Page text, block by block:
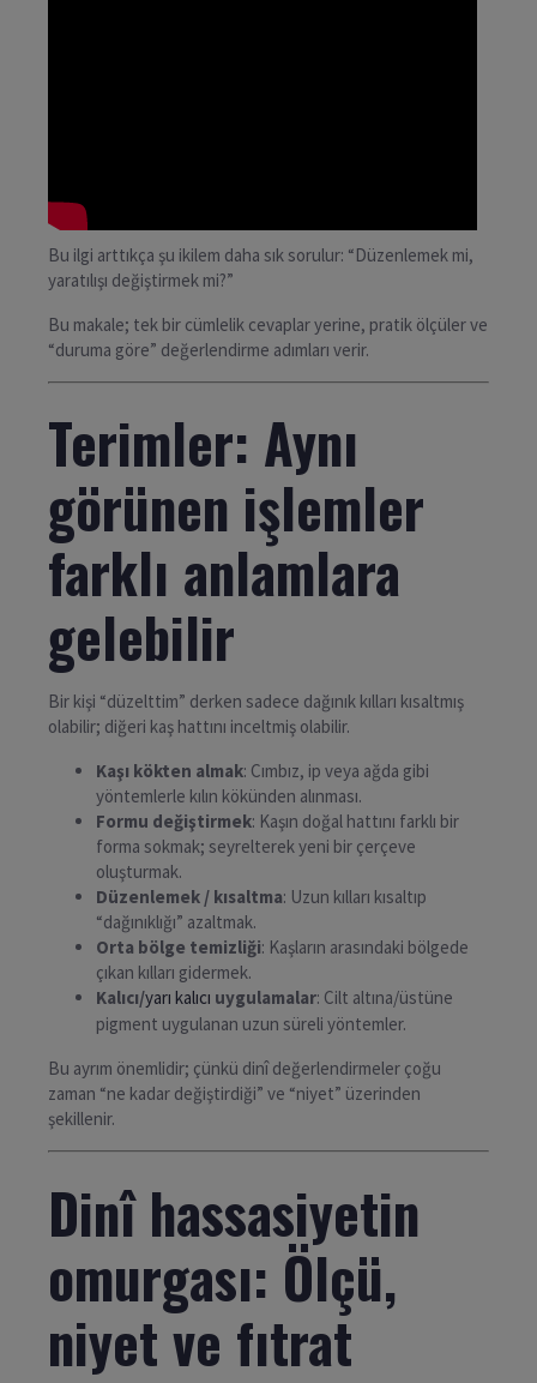
Bu ilgi arttıkça şu ikilem daha sık sorulur: “Düzenlemek mi,
yaratılışı değiştirmek mi?”
Bu makale; tek bir cümlelik cevaplar yerine, pratik ölçüler ve
“duruma göre” değerlendirme adımları verir.
Terimler: Aynı
görünen işlemler
farklı anlamlara
gelebilir
Bir kişi “düzelttim” derken sadece dağınık kılları kısaltmış
olabilir; diğeri kaş hattını inceltmiş olabilir.
Kaşı kökten almak: Cımbız, ip veya ağda gibi
yöntemlerle kılın kökünden alınması.
Formu değiştirmek: Kaşın doğal hattını farklı bir
forma sokmak; seyrelterek yeni bir çerçeve
oluşturmak.
Düzenlemek / kısaltma: Uzun kılları kısaltıp
“dağınıklığı” azaltmak.
Orta bölge temizliği: Kaşların arasındaki bölgede
çıkan kılları gidermek.
Kalıcı/yarı kalıcı uygulamalar: Cilt altına/üstüne
pigment uygulanan uzun süreli yöntemler.
Bu ayrım önemlidir; çünkü dinî değerlendirmeler çoğu
zaman “ne kadar değiştirdiği” ve “niyet” üzerinden
şekillenir.
Dinî hassasiyetin
omurgası: Ölçü,
niyet ve fıtrat